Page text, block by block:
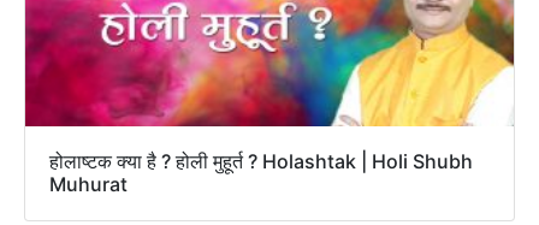
होलाष्टक क्या है ? होली मुहूर्त ? Holashtak | Holi Shubh
Muhurat